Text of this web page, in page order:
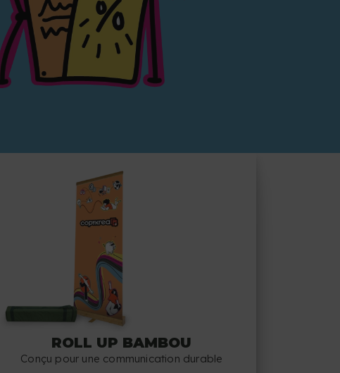
ROLL UP BAMBOU
Conçu pour une communication durable